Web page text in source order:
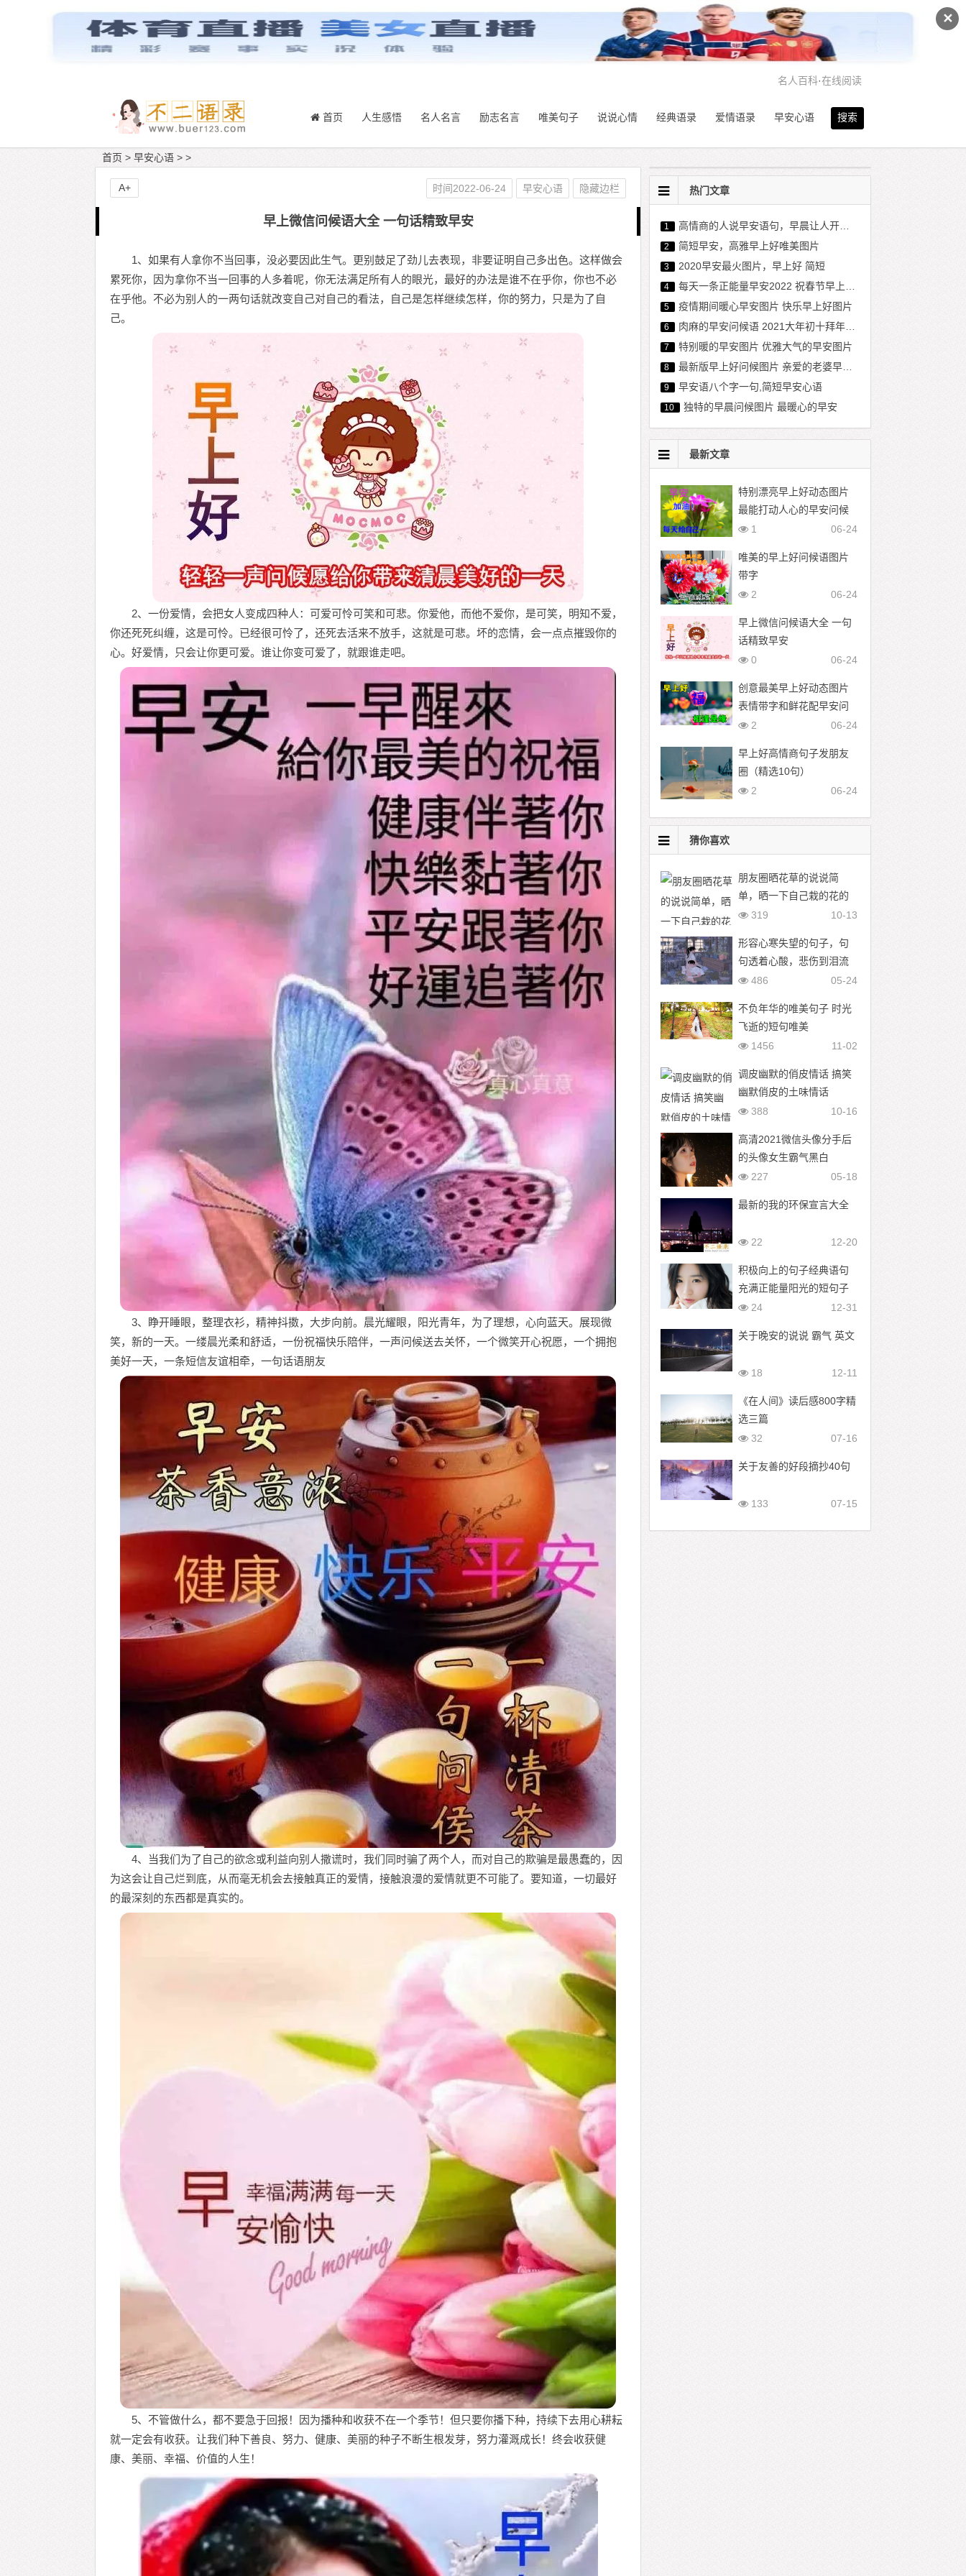
✕
名人百科·在线阅读
搜索
首页 人生感悟 名人名言 励志名言 唯美句子 说说心情 经典语录 爱情语录 早安心语
首页 > 早安心语 > >
早上微信问候语大全 一句话精致早安
1、如果有人拿你不当回事，没必要因此生气。更别鼓足了劲儿去表现，非要证明自己多出色。这样做会
累死你，因为拿你不当一回事的人多着呢，你无法满足所有人的眼光，最好的办法是谁不在乎你，你也不必
在乎他。不必为别人的一两句话就改变自己对自己的看法，自己是怎样继续怎样，你的努力，只是为了自
己。
2、一份爱情，会把女人变成四种人：可爱可怜可笑和可悲。你爱他，而他不爱你，是可笑，明知不爱，
你还死死纠缠，这是可怜。已经很可怜了，还死去活来不放手，这就是可悲。坏的恋情，会一点点摧毁你的
心。好爱情，只会让你更可爱。谁让你变可爱了，就跟谁走吧。
3、睁开睡眼，整理衣衫，精神抖擞，大步向前。晨光耀眼，阳光青年，为了理想，心向蓝天。展现微
笑，新的一天。一缕晨光柔和舒适，一份祝福快乐陪伴，一声问候送去关怀，一个微笑开心祝愿，一个拥抱
美好一天，一条短信友谊相牵，一句话语朋友
4、当我们为了自己的欲念或利益向别人撒谎时，我们同时骗了两个人，而对自己的欺骗是最愚蠢的，因
为这会让自己烂到底，从而毫无机会去接触真正的爱情，接触浪漫的爱情就更不可能了。要知道，一切最好
的最深刻的东西都是真实的。
5、不管做什么，都不要急于回报！因为播种和收获不在一个季节！但只要你播下种，持续下去用心耕耘
就一定会有收获。让我们种下善良、努力、健康、美丽的种子不断生根发芽，努力灌溉成长！终会收获健
康、美丽、幸福、价值的人生！
时间2022-06-24 早安心语 隐藏边栏
A+ 热门文章
1 高情商的人说早安语句，早晨让人开心的暖心话
2 简短早安，高雅早上好唯美图片
3 2020早安最火图片，早上好 简短
4 每天一条正能量早安2022 祝春节早上好图片
5 疫情期间暖心早安图片 快乐早上好图片
6 肉麻的早安问候语 2021大年初十拜年早上好图片
7 特别暖的早安图片 优雅大气的早安图片
8 最新版早上好问候图片 亲爱的老婆早上好图片
9 早安语八个字一句,简短早安心语
10 独特的早晨问候图片 最暖心的早安
最新文章
特别漂亮早上好动态图片
最能打动人心的早安问候
06-24
1
唯美的早上好问候语图片
带字
06-24
2
早上微信问候语大全 一句
话精致早安
06-24
0
创意最美早上好动态图片
表情带字和鲜花配早安问
候语
06-24
2
早上好高情商句子发朋友
圈（精选10句）
06-24
2
猜你喜欢
朋友圈晒花草的说说简
单，晒一下自己栽的花的
说说带图片
10-13
319
形容心寒失望的句子，句
句透着心酸，悲伤到泪流
成河
05-24
486
不负年华的唯美句子 时光
飞逝的短句唯美
11-02
1456
调皮幽默的俏皮情话 搞笑
幽默俏皮的土味情话
10-16
388
高清2021微信头像分手后
的头像女生霸气黑白
05-18
227
最新的我的环保宣言大全
12-20
22
积极向上的句子经典语句
充满正能量阳光的短句子
12-31
24
关于晚安的说说 霸气 英文
12-11
18
《在人间》读后感800字精
选三篇
07-16
32
关于友善的好段摘抄40句
07-15
133